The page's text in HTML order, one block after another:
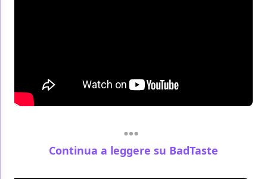
Continua a leggere su BadTaste